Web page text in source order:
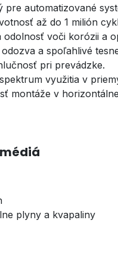
pre automatizované
až do 1 milión
odolnosť voči korózii a
a spoľahlivé
pri prevádzke.
využitia v
montáže v
plyny a kvapaliny